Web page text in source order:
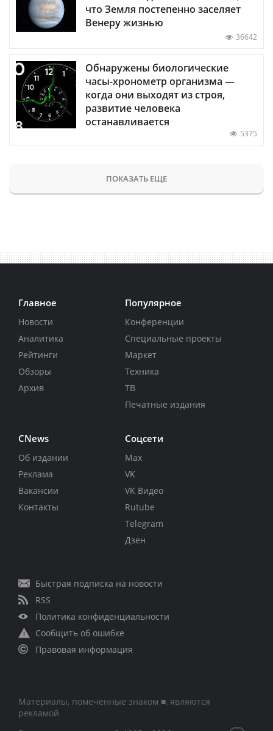
что Земля постепенно заселяет
Венеру жизнью
36642
Обнаружены биологические
часы-хронометр организма —
когда они выходят из строя,
развитие человека
останавливается
5375
ПОКАЗАТЬ ЕЩЕ
Главное
Новости
Аналитика
Рейтинги
Обзоры
Архив
Популярное
Конференции
Специальные проекты
Маркет
Техника
ТВ
Печатные издания
CNews
Об издании
Реклама
Вакансии
Контакты
Соцсети
Max
VK
VK Видео
Rutube
Telegram
Дзен
Быстрая подписка на новости
RSS
Политика конфиденциальности
Сообщить об ошибке
Правовая информация
Материалы, помеченные знаком ■, являются
рекламой